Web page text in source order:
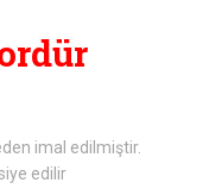
imal edilmiştir.
edilir